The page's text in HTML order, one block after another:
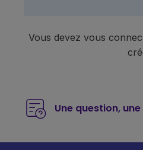
Vous devez vous
Une question,